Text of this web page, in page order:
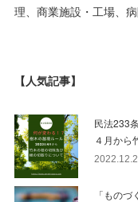
理、商業施設・工場、
【人気記事】
民法233
４月から
「ものづ